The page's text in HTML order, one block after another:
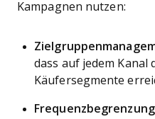
Kampagnen nutzen:
dass auf jedem Kanal
Käufersegmente